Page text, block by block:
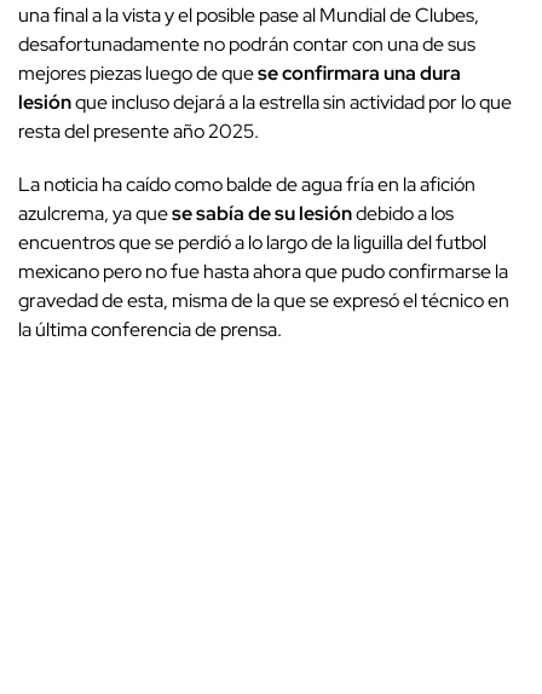
una final a la vista y el posible pase al Mundial de Clubes,
desafortunadamente no podrán contar con una de sus
mejores piezas luego de quese confirmara una dura
lesiónque incluso dejará a la estrella sin actividad por lo que
resta del presente año 2025.
La noticia ha caído como balde de agua fría en la afición
azulcrema, ya quese sabía de su lesióndebido a los
encuentros que se perdió a lo largo de la liguilla del futbol
mexicano pero no fue hasta ahora que pudo confirmarse la
gravedad de esta, misma de la que se expresó el técnico en
la última conferencia de prensa.